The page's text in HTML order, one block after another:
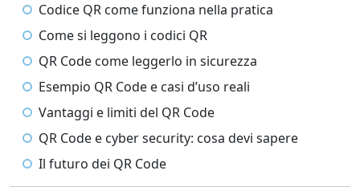
Codice QR come funziona nella pratica
Come si leggono i codici QR
QR Code come leggerlo in sicurezza
Esempio QR Code e casi d’uso reali
Vantaggi e limiti del QR Code
QR Code e cyber security: cosa devi sapere
Il futuro dei QR Code